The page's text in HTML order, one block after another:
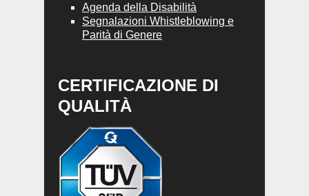
Agenda della Disabilità
Segnalazioni Whistleblowing e
Parità di Genere
CERTIFICAZIONE DI
QUALITÀ